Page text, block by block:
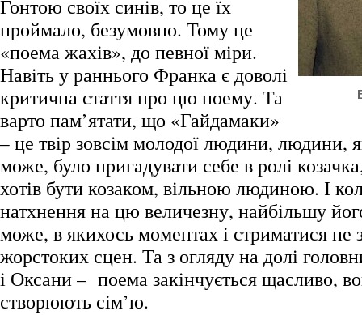
Гонтою своїх синів, то це їх
проймало, безумовно. Тому це
«поема жахів», до певної міри.
Навіть у раннього Франка є доволі
критична стаття про цю поему. Та
варто пам’ятати, що «Гайдамаки»
– це твір зовсім молодої людини, людини,
може, було пригадувати себе в ролі
хотів бути козаком, вільною людиною. І
натхнення на цю величезну, найбільшу
може, в якихось моментах і стриматися не
жорстоких сцен. Та з огляду на долі
і Оксани – поема закінчується щасливо,
створюють сім’ю.